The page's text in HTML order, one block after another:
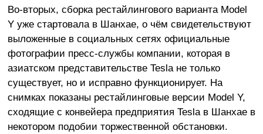
Во-вторых, сборка рестайлингового варианта Model
Y уже стартовала в Шанхае, о чём свидетельствуют
выложенные в социальных сетях официальные
фотографии пресс-службы компании, которая в
азиатском представительстве Tesla не только
существует, но и исправно функционирует. На
снимках показаны рестайлинговые версии Model Y,
сходящие с конвейера предприятия Tesla в Шанхае в
некотором подобии торжественной обстановки.